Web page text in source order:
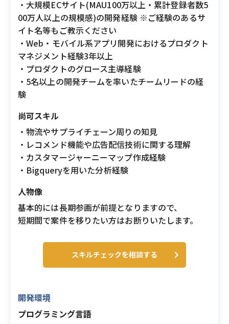
・大規模ECサイト(MAU100万以上・累計登録者数5
00万人以上の規模感)の開発経験 ※ご経験のあるサ
イト名等もご教示ください
・Web・モバイル系アプリ開発におけるプロダクト
マネジメント経験3年以上
・プロダクトのグロース主導経験
・5名以上の開発チームを率いたチームリードの経
験
尚可スキル
・物流やサプライチェーン周りの知見
・レコメンド機能や広告配信技術に関する理解
・カスタマージャーニーマップ作成経験
・Bigqueryを用いた分析経験
人物像
基本的には長期参画が前提となりますので、
短期間で案件を移りたい方はお断りいたします。
スキルチェックを相談する
開発環境
プログラミング言語